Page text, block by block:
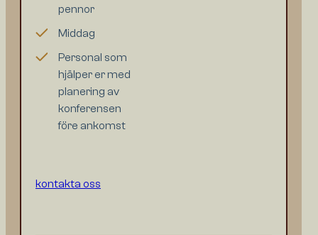
pennor
Middag
Personal som
hjälper er med
planering av
konferensen
före ankomst
kontakta oss